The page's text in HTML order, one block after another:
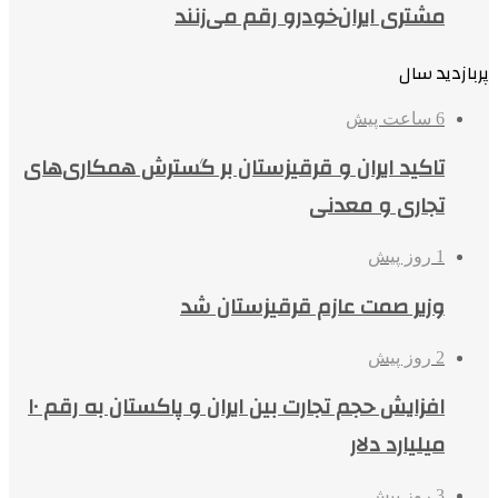
مشتری ایران‌خودرو رقم می‌زنند
پربازدید سال
6 ساعت پیش
تاکید ایران و قرقیزستان بر گسترش همکاری‌های
تجاری و معدنی
1 روز پیش
وزیر صمت عازم قرقیزستان شد
2 روز پیش
افزایش حجم تجارت بین ایران و پاکستان به رقم ۱۰
میلیارد دلار